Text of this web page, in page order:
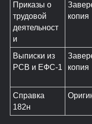
Приказы о
трудовой
деятельност
и
копия
Выписки из
РСВ и ЕФС-1
копия
Справка
182н